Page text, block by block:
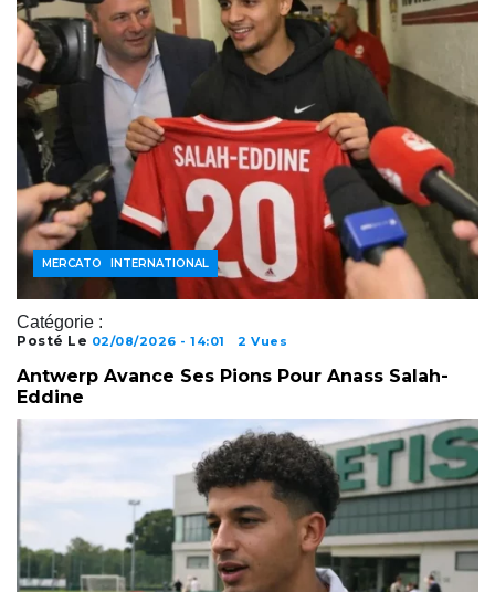
Catégorie :
FOOTBALL INTERNATIONAL
MERCATO
Posté Le 02/08/2026 - 14:01 2 Vues
Antwerp Avance Ses Pions Pour Anass Salah-
Eddine